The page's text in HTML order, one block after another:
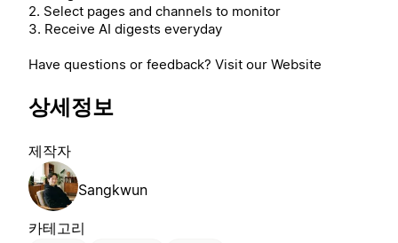
2. Select pages and channels to monitor
3. Receive AI digests everyday
Have questions or feedback? Visit our Website
상세정보
제작자
Sangkwun
카테고리